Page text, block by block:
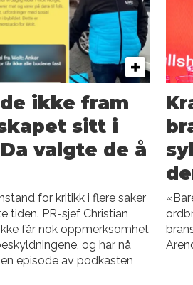
ikke fram
sitt i
valgte de å
for kritikk i flere saker
tiden. PR-sjef Christian
får nok oppmerksomhet
og har nå
episode av podkasten